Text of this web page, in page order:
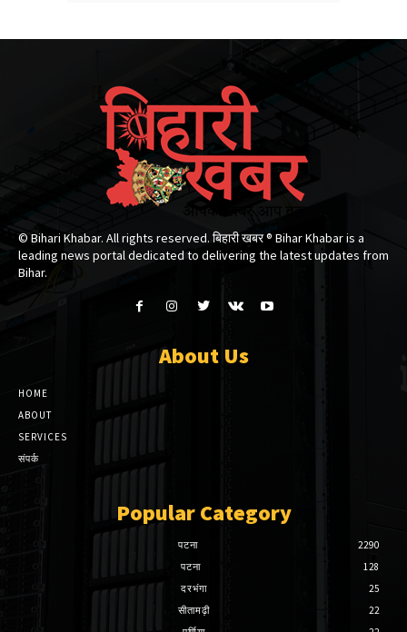
© Bihari Khabar. All rights reserved. बिहारी खबर ®​ Bihar Khabar is a
leading news portal dedicated to delivering the latest updates from
Bihar.
About Us
HOME
ABOUT
SERVICES
संपर्क
Popular Category
पटना
2290
पटना
128
दरभंगा
25
सीतामढ़ी
22